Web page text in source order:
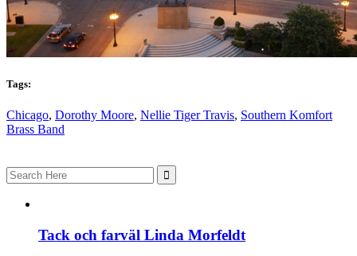
Tags:
Chicago, Dorothy Moore, Nellie Tiger Travis, Southern Komfort
Brass Band
Search
for:
Tack och farväl Linda Morfeldt